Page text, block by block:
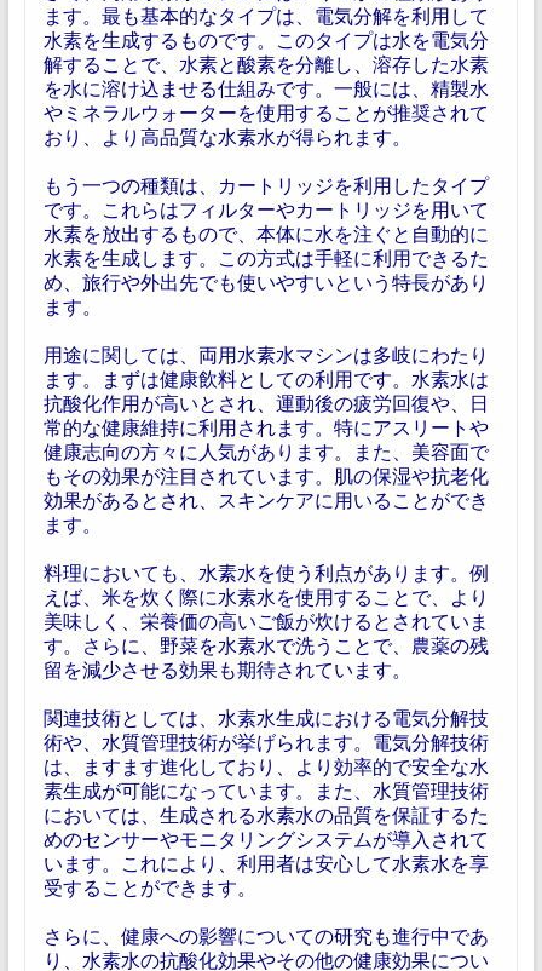
ます。最も基本的なタイプは、電気分解を利用して
水素を生成するものです。このタイプは水を電気分
解することで、水素と酸素を分離し、溶存した水素
を水に溶け込ませる仕組みです。一般には、精製水
やミネラルウォーターを使用することが推奨されて
おり、より高品質な水素水が得られます。
もう一つの種類は、カートリッジを利用したタイプ
です。これらはフィルターやカートリッジを用いて
水素を放出するもので、本体に水を注ぐと自動的に
水素を生成します。この方式は手軽に利用できるた
め、旅行や外出先でも使いやすいという特長があり
ます。
用途に関しては、両用水素水マシンは多岐にわたり
ます。まずは健康飲料としての利用です。水素水は
抗酸化作用が高いとされ、運動後の疲労回復や、日
常的な健康維持に利用されます。特にアスリートや
健康志向の方々に人気があります。また、美容面で
もその効果が注目されています。肌の保湿や抗老化
効果があるとされ、スキンケアに用いることができ
ます。
料理においても、水素水を使う利点があります。例
えば、米を炊く際に水素水を使用することで、より
美味しく、栄養価の高いご飯が炊けるとされていま
す。さらに、野菜を水素水で洗うことで、農薬の残
留を減少させる効果も期待されています。
関連技術としては、水素水生成における電気分解技
術や、水質管理技術が挙げられます。電気分解技術
は、ますます進化しており、より効率的で安全な水
素生成が可能になっています。また、水質管理技術
においては、生成される水素水の品質を保証するた
めのセンサーやモニタリングシステムが導入されて
います。これにより、利用者は安心して水素水を享
受することができます。
さらに、健康への影響についての研究も進行中であ
り、水素水の抗酸化効果やその他の健康効果につい